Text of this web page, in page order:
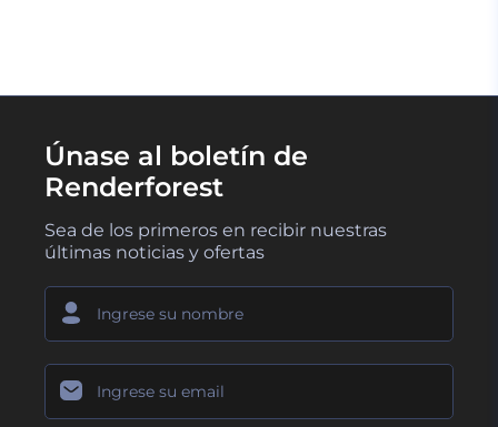
Únase al boletín de
Renderforest
Sea de los primeros en recibir nuestras
últimas noticias y ofertas